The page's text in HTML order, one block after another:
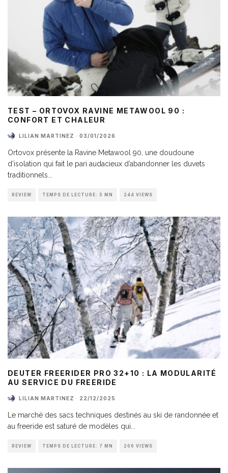
TEST – ORTOVOX RAVINE METAWOOL 90 :
CONFORT ET CHALEUR
LILIAN MARTINEZ · 03/01/2026
Ortovox présente la Ravine Metawool 90, une doudoune
d’isolation qui fait le pari audacieux d’abandonner les duvets
traditionnels...
REVIEW TEMPS DE LECTURE: 5 MN 244 VIEWS
DEUTER FREERIDER PRO 32+10 : LA MODULARITÉ
AU SERVICE DU FREERIDE
LILIAN MARTINEZ · 22/12/2025
Le marché des sacs techniques destinés au ski de randonnée et
au freeride est saturé de modèles qui
REVIEW TEMPS DE LECTURE: 7 MN 206 VIEWS